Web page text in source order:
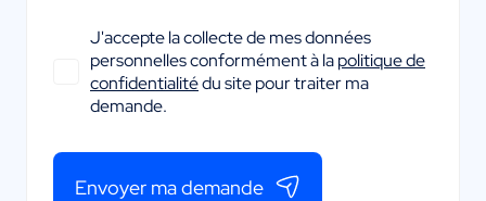
J'accepte la collecte de mes données
personnelles conformément à lapolitique de
confidentialitédu site pour traiter ma
demande.
Envoyer ma demande